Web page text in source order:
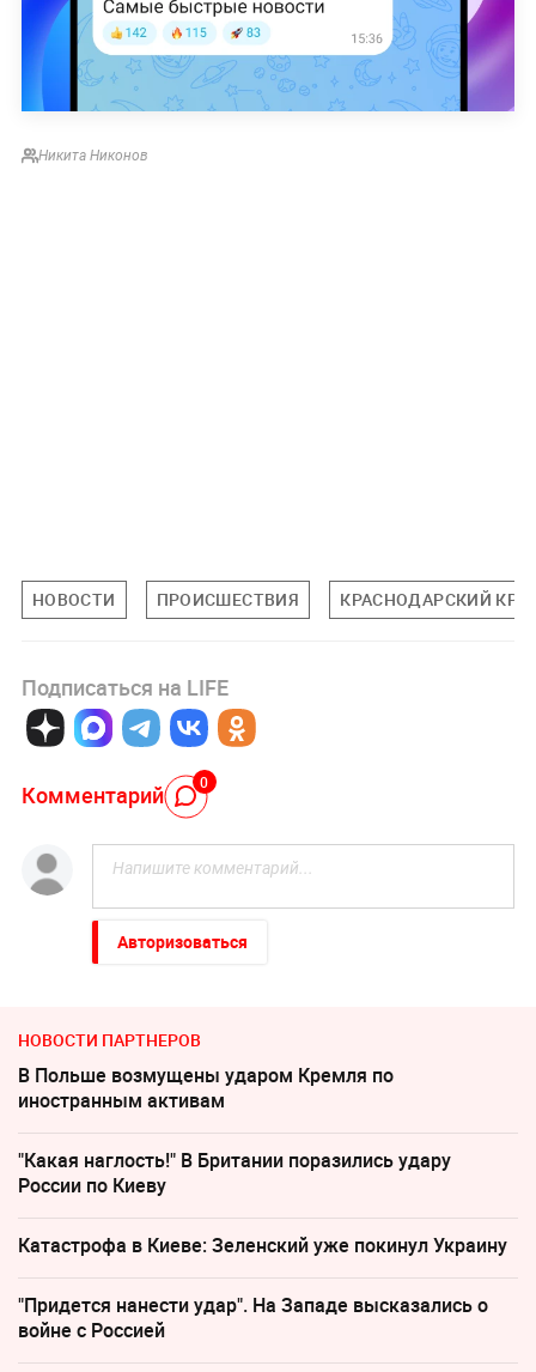
Никита Никонов
НОВОСТИ ПРОИСШЕСТВИЯ КРАСНОДАРСКИЙ
Подписаться на LIFE
Комментарий 0
Авторизоваться
НОВОСТИ ПАРТНЕРОВ
В Польше возмущены ударом Кремля по
иностранным активам
"Какая наглость!" В Британии поразились удару
России по Киеву
Катастрофа в Киеве: Зеленский уже покинул Украину
"Придется нанести удар". На Западе высказались о
войне с Россией